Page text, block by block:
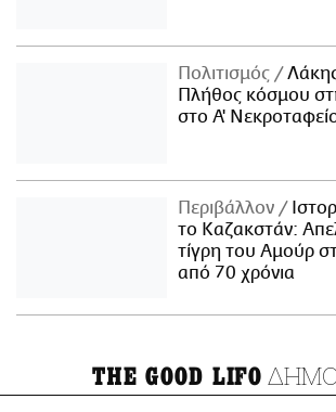
Πολιτισμός
Πλήθος κόσμου
στο Α'
Περιβάλλον
το Καζακστάν:
τίγρη του Αμούρ
από 70 χρόνια
THE GOOD LIFO